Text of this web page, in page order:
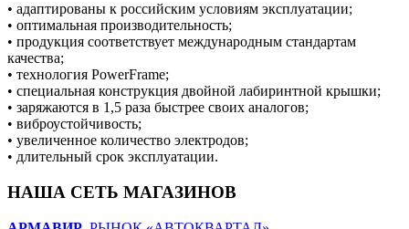
• адаптированы к российским условиям эксплуатации;
• оптимальная производительность;
• продукция соответствует международным стандартам
качества;
• технология PowerFrame;
• специальная конструкция двойной лабиринтной крышки;
• заряжаются в 1,5 раза быстрее своих аналогов;
• виброустойчивость;
• увеличенное количество электродов;
• длительный срок эксплуатации.
НАША СЕТЬ МАГАЗИНОВ